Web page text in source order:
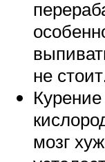
не
мозг